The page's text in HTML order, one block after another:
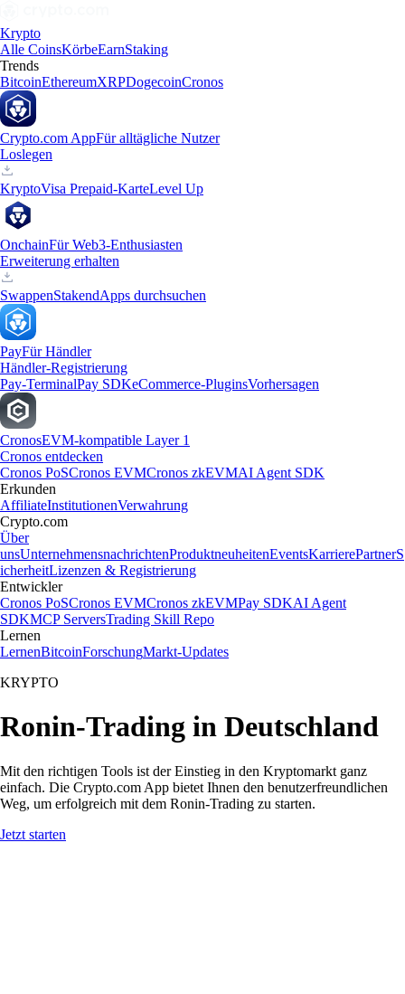
Krypto
Alle CoinsKörbeEarnStaking
Trends
BitcoinEthereumXRPDogecoinCronos
Crypto.com AppFür alltägliche Nutzer
Loslegen
KryptoVisa Prepaid-KarteLevel Up
OnchainFür Web3-Enthusiasten
Erweiterung erhalten
SwappenStakendApps durchsuchen
PayFür Händler
Händler-Registrierung
Pay-TerminalPay SDKeCommerce-PluginsVorhersagen
CronosEVM-kompatible Layer 1
Cronos entdecken
Cronos PoSCronos EVMCronos zkEVMAI Agent SDK
Erkunden
AffiliateInstitutionenVerwahrung
Crypto.com
Über
unsUnternehmensnachrichtenProduktneuheitenEventsKarrierePartnerS
icherheitLizenzen & Registrierung
Entwickler
Cronos PoSCronos EVMCronos zkEVMPay SDKAI Agent
SDKMCP ServersTrading Skill Repo
Lernen
LernenBitcoinForschungMarkt-Updates
KRYPTO
Ronin-Trading in Deutschland
Mit den richtigen Tools ist der Einstieg in den Kryptomarkt ganz
einfach. Die Crypto.com App bietet Ihnen den benutzerfreundlichen
Weg, um erfolgreich mit dem Ronin-Trading zu starten.
Jetzt starten